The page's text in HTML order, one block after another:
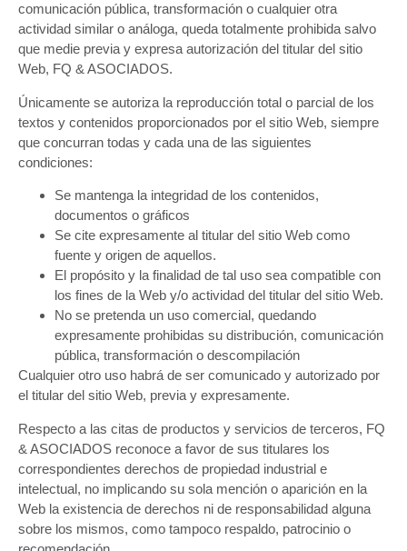
comunicación pública, transformación o cualquier otra
actividad similar o análoga, queda totalmente prohibida salvo
que medie previa y expresa autorización del titular del sitio
Web, FQ & ASOCIADOS.
Únicamente se autoriza la reproducción total o parcial de los
textos y contenidos proporcionados por el sitio Web, siempre
que concurran todas y cada una de las siguientes
condiciones:
Se mantenga la integridad de los contenidos,
documentos o gráficos
Se cite expresamente al titular del sitio Web como
fuente y origen de aquellos.
El propósito y la finalidad de tal uso sea compatible con
los fines de la Web y/o actividad del titular del sitio Web.
No se pretenda un uso comercial, quedando
expresamente prohibidas su distribución, comunicación
pública, transformación o descompilación
Cualquier otro uso habrá de ser comunicado y autorizado por
el titular del sitio Web, previa y expresamente.
Respecto a las citas de productos y servicios de terceros, FQ
& ASOCIADOS reconoce a favor de sus titulares los
correspondientes derechos de propiedad industrial e
intelectual, no implicando su sola mención o aparición en la
Web la existencia de derechos ni de responsabilidad alguna
sobre los mismos, como tampoco respaldo, patrocinio o